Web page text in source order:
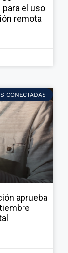
el uso
remota
CONECTADAS
aprueba